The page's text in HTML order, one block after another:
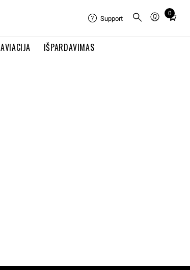
AVIACIJA IŠPARDAVIMAS
Support
0
Total
in